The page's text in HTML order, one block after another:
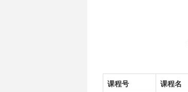
课程号 课程名